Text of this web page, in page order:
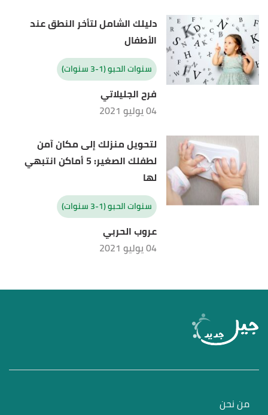
دليلك الشامل لتأخر النطق عند
الأطفال
سنوات الحبو (1-3 سنوات)
فرح الجليلاتي
04 يوليو 2021
لتحويل منزلك إلى مكان آمن
لطفلك الصغير: 5 أماكن انتبهي
لها
سنوات الحبو (1-3 سنوات)
عروب الحربي
04 يوليو 2021
من نحن